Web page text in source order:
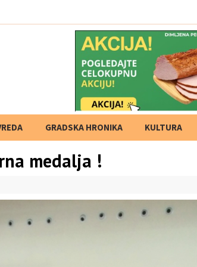
GRADSKA HRONIKA KULTURA
medalja !